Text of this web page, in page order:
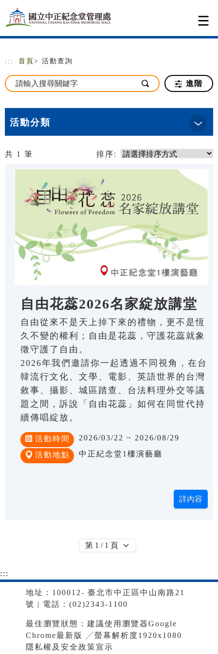
跳到主要內容
網站導覽
::: 首頁 > 活動查詢
進階
活動分類
共 1 筆 排序:
自由花蕊2026名家綻放講堂
自由從來不是天上掉下來的禮物，更不是恆
久不變的權利；自由是花蕊，守護花蕊就象
徵守護了自由。
2026年我們邀請你一起透過不同視角，在台
韓流行文化、文學、電影、英語世界的台灣
敘事、攝影、城區踏查、台法料理外交等議
題之間，訴說「自由花蕊」如何在同世代持
續傳唱綻放。
活動時間 2026/03/22 ~ 2026/08/29
活動地點 中正紀念堂1樓演藝廳
:::
地址：100012- 臺北市中正區中山南路21
號 | 電話：(02)2343-1100
最佳瀏覽狀態：建議使用瀏覽器Google
Chrome最新版 ╱螢幕解析度1920x1080
隱私權及安全政策宣示